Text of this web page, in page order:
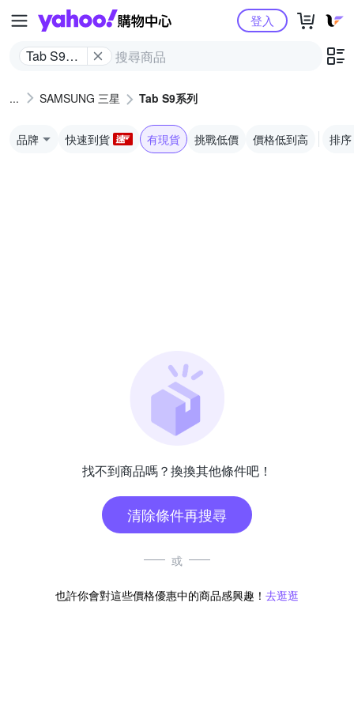
Yahoo購物中心
Tab S9系
登入
SAMSUNG 三星 Tab S9系列
品牌 快速到貨 有現貨 挑戰低價 價格低到高 排序
找不到商品嗎？換換其他條件吧！
清除條件再搜尋
或
也許你會對這些價格優惠中的商品感興趣！ 去逛逛